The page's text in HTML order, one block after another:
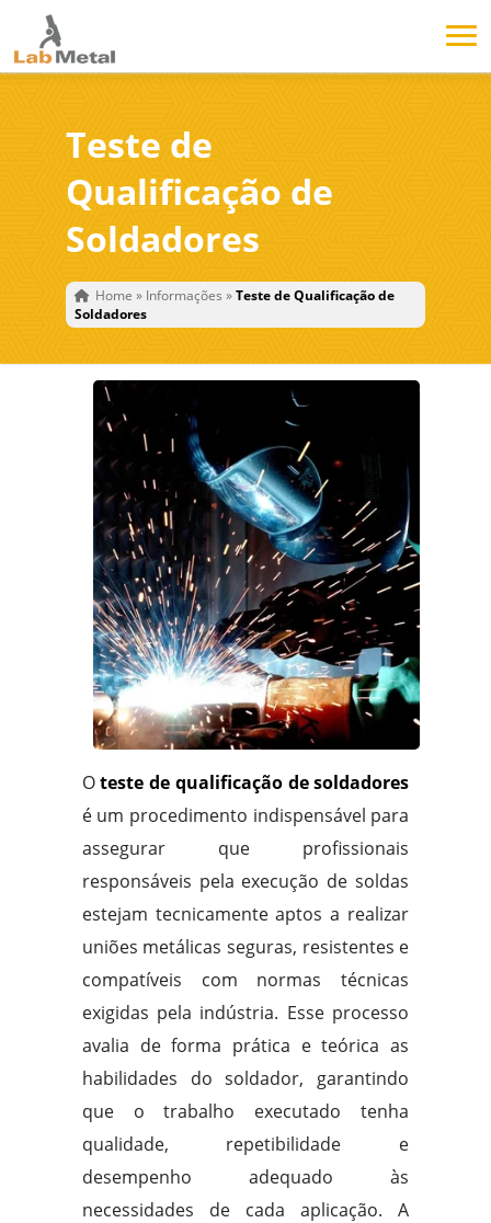
Teste de
Qualificação de
Soldadores
Home » Informações »Teste de Qualificação de
Soldadores
Oteste de qualificação de soldadores
é um procedimento indispensável para
assegurar que profissionais
responsáveis pela execução de soldas
estejam tecnicamente aptos a realizar
uniões metálicas seguras, resistentes e
compatíveis com normas técnicas
exigidas pela indústria. Esse processo
avalia de forma prática e teórica as
habilidades do soldador, garantindo
que o trabalho executado tenha
qualidade, repetibilidade e
desempenho adequado às
necessidades de cada aplicação. A